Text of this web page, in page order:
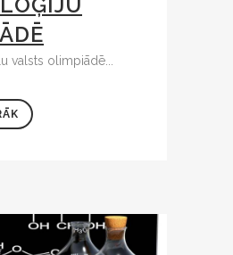
valsts olimpiādē...